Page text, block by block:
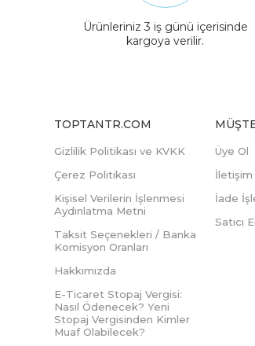
Ürünleriniz 3 iş günü içerisinde
kargoya verilir.
TOPTANTR.COM
Gizlilik Politikası ve KVKK
Çerez Politikası
Kişisel Verilerin İşlenmesi
Aydınlatma Metni
Taksit Seçenekleri / Banka
Komisyon Oranları
Hakkımızda
E-Ticaret Stopaj Vergisi:
Nasıl Ödenecek? Yeni
Stopaj Vergisinden Kimler
Muaf Olabilecek?
Üye Ol
İletişim
İade
Satıcı